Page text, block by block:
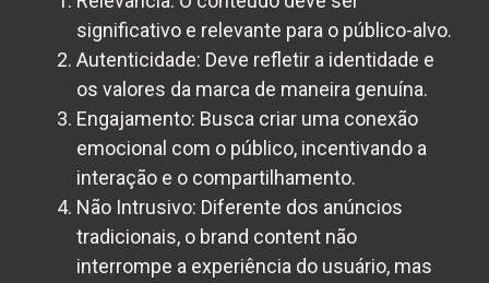
significativo e relevante para o público-alvo.
Autenticidade: Deve refletir a identidade e
os valores da marca de maneira genuína.
Engajamento: Busca criar uma conexão
emocional com o público, incentivando a
interação e o compartilhamento.
Não Intrusivo: Diferente dos anúncios
tradicionais, o brand content não
interrompe a experiência do usuário, mas